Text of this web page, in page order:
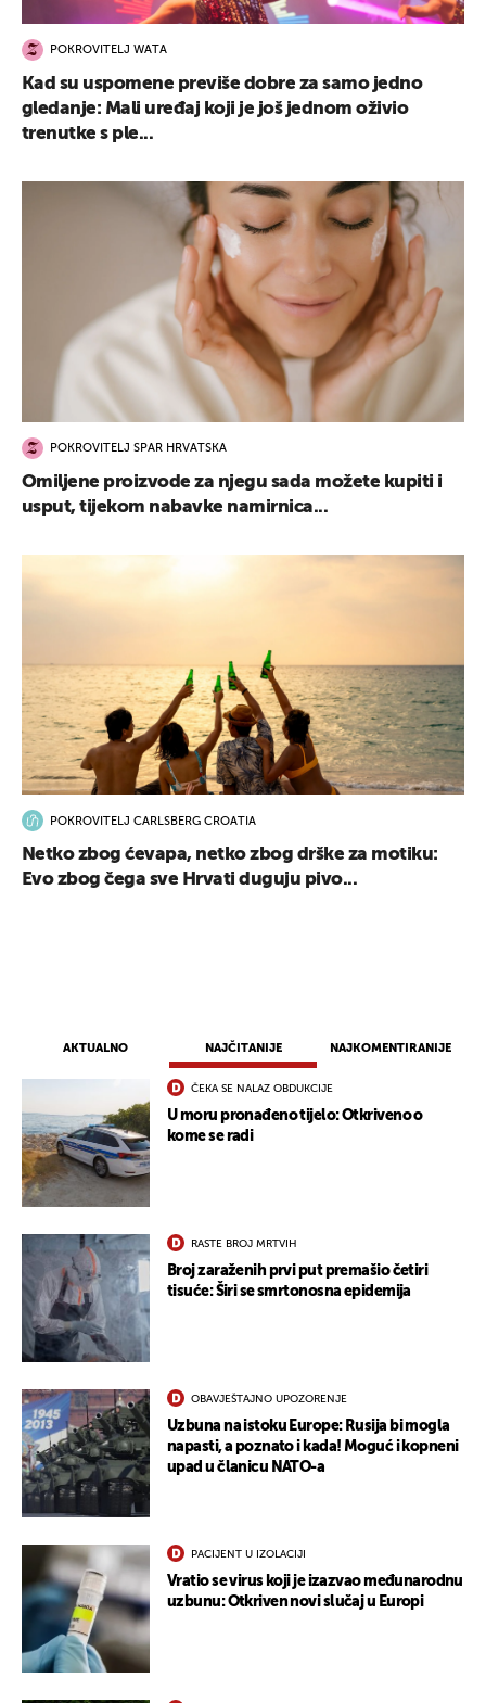
AKTUALNO NAJČITANIJE NAJKOMENTIRANIJE
ČEKA SE NALAZ OBDUKCIJE
U moru pronađeno tijelo: Otkriveno o
kome se radi
RASTE BROJ MRTVIH
Broj zaraženih prvi put premašio četiri
tisuće: Širi se smrtonosna epidemija
OBAVJEŠTAJNO UPOZORENJE
Uzbuna na istoku Europe: Rusija bi mogla
napasti, a poznato i kada! Moguć i kopneni
upad u članicu NATO-a
PACIJENT U IZOLACIJI
Vratio se virus koji je izazvao međunarodnu
uzbunu: Otkriven novi slučaj u Europi
POKROVITELJ WATA
Kad su uspomene previše dobre za samo jedno
gledanje: Mali uređaj koji je još jednom oživio
trenutke s ple...
POKROVITELJ SPAR HRVATSKA
Omiljene proizvode za njegu sada možete kupiti i
usput, tijekom nabavke namirnica...
POKROVITELJ CARLSBERG CROATIA
Netko zbog ćevapa, netko zbog drške za motiku:
Evo zbog čega sve Hrvati duguju pivo...